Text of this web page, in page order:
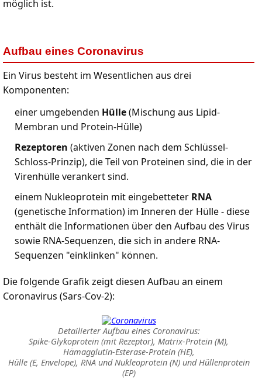
möglich ist.
Aufbau eines Coronavirus
Ein Virus besteht im Wesentlichen aus drei
Komponenten:
einer umgebenden Hülle(Mischung aus Lipid-
Membran und Protein-Hülle)
Rezeptoren (aktiven Zonen nach dem Schlüssel-
Schloss-Prinzip), die Teil von Proteinen sind, die in der
Virenhülle verankert sind.
einem Nukleoprotein mit eingebetteter RNA
(genetische Information) im Inneren der Hülle - diese
enthält die Informationen über den Aufbau des Virus
sowie RNA-Sequenzen, die sich in andere RNA-
Sequenzen "einklinken" können.
Die folgende Grafik zeigt diesen Aufbau an einem
Coronavirus (Sars-Cov-2):
Detailierter Aufbau eines Coronavirus:
Spike-Glykoprotein (mit Rezeptor), Matrix-Protein (M),
Hämagglutin-Esterase-Protein (HE),
Hülle (E, Envelope), RNA und Nukleoprotein (N) und Hüllenprotein
(EP)